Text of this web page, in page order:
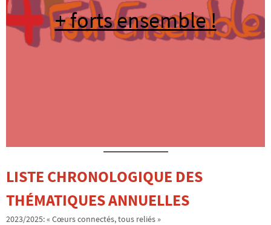
+ forts ensemble !
LISTE CHRONOLOGIQUE DES
THÉMATIQUES ANNUELLES
2023/2025: « Cœurs connectés, tous reliés »